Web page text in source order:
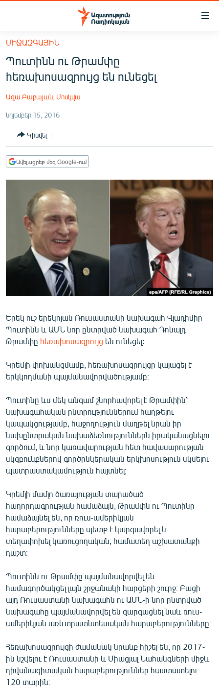
Մատչելիության
հիմնական
բովանդակությանը
Անցնել
հիմնական
մենյուին
ՀԱՅԱՍՏԱՆ
ՔԱՂԱՔԱԿԱՆ
ԸՆՏՐՈՒԹՅՈՒՆՆԵՐ 2026
ԻՐԱՎՈՒՆՔ
ՀԱՍԱՐԱԿՈՒԹՅՈՒՆ
ՏՆՏԵՍՈՒԹՅՈՒՆ
ՊԱՏԵՐԱԶՄԻ 6 ՇԱԲԱԹՆԵՐԸ
ՏԱՐԱԾԱՇՐՋԱՆ
ՄԻՋԱԶԳԱՅԻՆ
ՄՇԱԿՈՒՅԹ
ՍՊՈՐՏ
ՄԵԿՆԱԲԱՆՈՒԹՅՈՒՆ
ՏՏ ԵՒ ԻՆՏԵՐՆԵՏ
ԿՈՐՈՆԱՎԻՐՈՒՍ
ԱՐԽԻՎ
ԲԱՆԱՎԵՃ
ՓՈԴՔԱՍԹ
Հայերեն
English
Русский
ՀԵՏԵՎԵՔ ՄԵԶ
«Ազատության» բոլոր կայքերը
ՄԻՋԱԶԳԱՅԻՆ
Պուտինն ու Թրամփը
հեռախոսազրույց են ունեցել
Ազա Բաբայան, Մոսկվա
նոյեմբեր 15, 2016
Կիսվել
Ավելացրեք մեզ Google-ում
Երեկ ուշ երեկոյան Ռուսաստանի նախագահ Վլադիմիր
Պուտինն և ԱՄՆ նոր ընտրված նախագահ Դոնալդ
Թրամփը հեռախոսազրույց են ունեցել:
Կրեմլի փոխանցմամբ, հեռախոսազրույցը կայացել է
երկկողմանի պայմանավորվածությամբ։
Պուտինը ևս մեկ անգամ շնորհավորել է Թրամփին՝
նախագահական ընտրություններում հաղթելու
կապակցությամբ, հաջողություն մաղթել նրան իր
նախընտրական նախաձեռնություններն իրականացնելու
գործում, և նոր կառավարության հետ հավասարության
սկզբունքներով գործընկերական երկխոսություն սկսելու
պատրաստակամություն հայտնել։
Կրեմլի մամլո ծառայության տարածած
հաղորդագրության համաձայն, Թրամփն ու Պուտինը
համաձայնել են, որ ռուս-ամերիկյան
հարաբերությունները պետք է կարգավորել և
տեղափոխել կառուցողական, համատեղ աշխատանքի
դաշտ։
Պուտինն ու Թրամփը պայմանավորվել են
համագործակցել լայն շրջանակի հարցերի շուրջ։ Բացի
այդ Ռուսաստանի նախագահն ու ԱՄՆ-ի նոր ընտրված
նախագահը պայմանավորվել են զարգացնել նաև ռուս-
ամերիկյան առևտրատնտեսական հարաբերությունները։
Հեռախոսազրույցի ժամանակ նրանք հիշել են, որ 2017-
ին նշվելու է Ռուսաստանի և Միացյալ Նահանգների միջև
դիվանագիտական հարաբերություններ հաստատելու
120 տարին։